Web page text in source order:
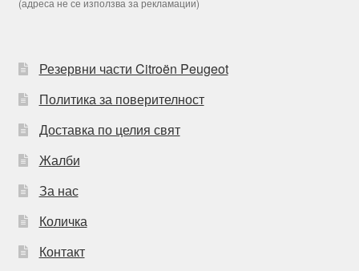
(адреса не се използва за рекламации)
Резервни части Citroën Peugeot
Политика за поверителност
Доставка по целия свят
Жалби
За нас
Количка
Контакт